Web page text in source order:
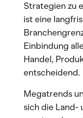
Strategien zu
ist eine
Einbindung
Handel,
entscheidend.
Megatrends
sich die Land-